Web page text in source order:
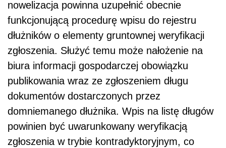
nowelizacja powinna uzupełnić obecnie
funkcjonującą procedurę wpisu do rejestru
dłużników o elementy gruntownej weryfikacji
zgłoszenia. Służyć temu może nałożenie na
biura informacji gospodarczej obowiązku
publikowania wraz ze zgłoszeniem długu
dokumentów dostarczonych przez
domniemanego dłużnika. Wpis na listę długów
powinien być uwarunkowany weryfikacją
zgłoszenia w trybie kontradyktoryjnym, co